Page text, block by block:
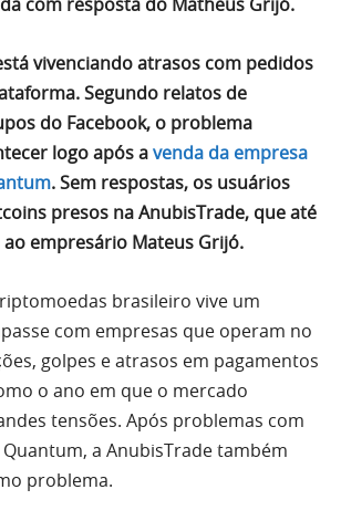
vivenciando atrasos com pedidos
Segundo relatos de
do Facebook, o problema
logo após avenda da empresa
. Sem respostas, os usuários
presos na AnubisTrade, que até
empresário Mateus Grijó.
brasileiro vive um
com empresas que operam no
golpes e atrasos em pagamentos
o ano em que o mercado
tensões. Após problemas com
a AnubisTrade também
problema.